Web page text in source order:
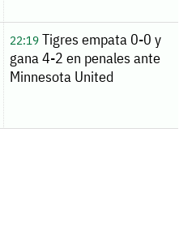
22:19Tigres empata 0-0 y
gana 4-2 en penales ante
Minnesota United